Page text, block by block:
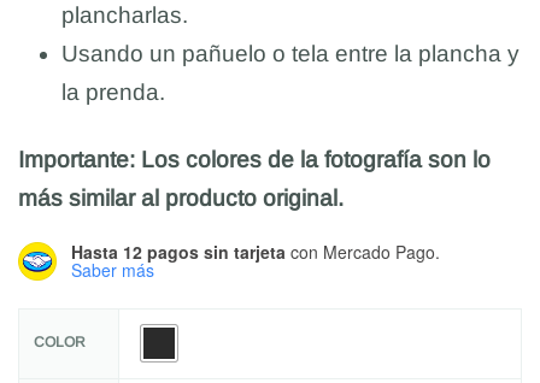
plancharlas.
Usando un pañuelo o tela entre la plancha y
la prenda.
Importante: Los colores de la fotografía son lo
más similar al producto original.
Hasta 12 pagos sin tarjeta con Mercado Pago.
Saber más
COLOR